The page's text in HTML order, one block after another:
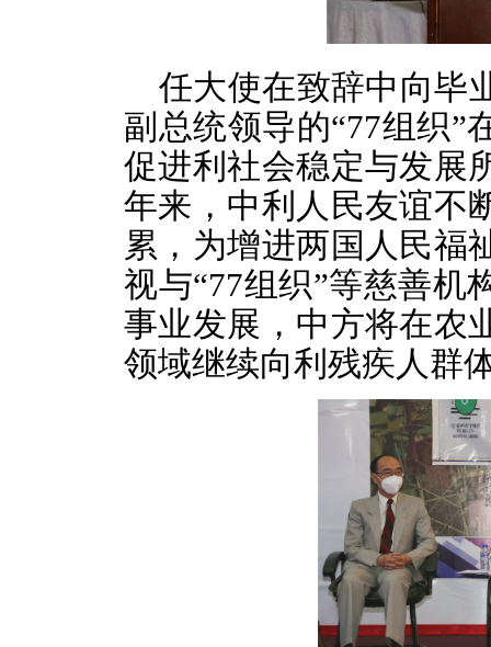
任大使在致辞中向毕
副总统领导的“77组织”
促进利社会稳定与发展
年来，中利人民友谊不
累，为增进两国人民福
视与“77组织”等慈善机
事业发展，中方将在农
领域继续向利残疾人群